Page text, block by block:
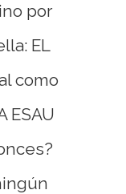
por
EL
como
ESAU